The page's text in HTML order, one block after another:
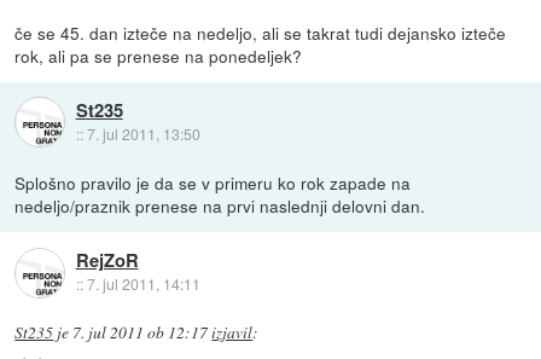
če se 45. dan izteče na nedeljo, ali se takrat tudi dejansko izteče
rok, ali pa se prenese na ponedeljek?
St235
::7. jul 2011, 13:50
Splošno pravilo je da se v primeru ko rok zapade na
nedeljo/praznik prenese na prvi naslednji delovni dan.
RejZoR
::7. jul 2011, 14:11
St235 je 7. jul 2011 ob 12:17izjavil: